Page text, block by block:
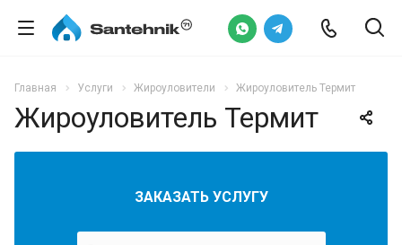
Главная Услуги Жироуловители Жироуловитель Термит
Жироуловитель Термит
ЗАКАЗАТЬ УСЛУГУ